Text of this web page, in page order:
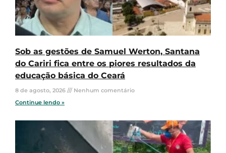
Sob as gestões de Samuel Werton, Santana
do Cariri fica entre os piores resultados da
educação básica do Ceará
8 de agosto, 2026
Nenhum comentário
Continue lendo »